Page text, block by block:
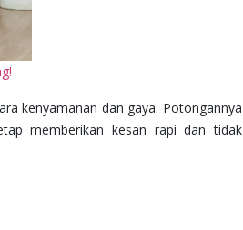
kenyamanan dan gaya. Potongannya
memberikan kesan rapi dan tidak